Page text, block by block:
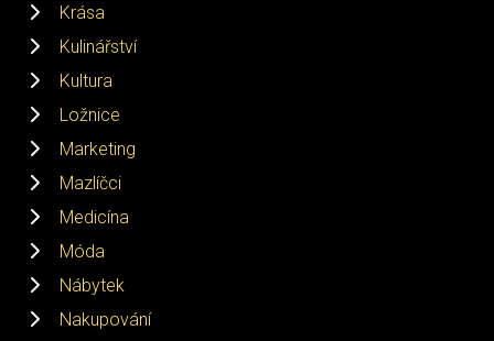
Krása
Kulinářství
Kultura
Ložnice
Marketing
Mazlíčci
Medicína
Móda
Nábytek
Nakupování